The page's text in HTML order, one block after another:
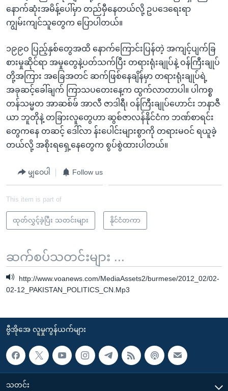
နောက်ဆုံးအမိန့်ပေါ်မှာ တည်မှီနေတယ်လို့ ဥပဒေရေးရာ
ကျွမ်းကျင်သူတွေက ပြောပါတယ်။
၁၉၉ဝ ပြည့်နှစ်တွေအထိ နောက်ကြောင်းပြန်တဲ့ အကျင့်ပျက်ခြ
စားမှုဆိုင်ရာ အမှုတွေနဲ့ပတ်သက်ပြီး တရားရုံးချုပ်နဲ့ ဝန်ကြီးချုပ်
တို့အကြား အခြေအတင် ဆက်ဖြစ်နေချိန်မှာ တရားရုံးချုပ်ရဲ့
အခုဆင့်ခေါ်ချက် ကြာသပတေးနေ့က ထွက်လာတာပါ။ ပါကစ္စ
တန်သမ္မတ အာဆစ်ဖ် အာလီ ဇာဒါရီ၊ ဝန်ကြီးချုပ်ဟောင်း ဘနာဇီ
ယာ ဘူတိုနဲ့ တခြားလူတွေဟာ ဆွစ်ဇာလန်နိုင်ငံက ဘဏ်စာရင်း
တွေကနေ တဆင့် ဒေါ်လာ န်းပေါင်းများစွာကို တရားမဝင် ရယူခဲ့
တယ်လို့ အစိုးရရှေ့နေတွေက စွပ်စွဲထားပါတယ်။
မျှဝေပါ Follow us
This item is part of
ထုတ်လွှင့်ခဲ့ပြီး သတင်းများ နိုင်ငံတကာ
ဆက်စပ်သတင်းများ ...
http://www.voanews.com/MediaAssets2/burmese/2012_02/02-
02-12_PAKISTAN_POLITICS_CN.Mp3
ဗွီအိုအေ လူမှုကွန်ယက်များ
သတင်း